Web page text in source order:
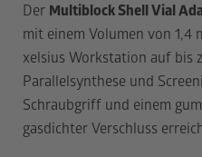
Der Multiblock Shell Vial
mit einem Volumen von 1,4
xelsius Workstation auf bis
Parallelsynthese und
Schraubgriff und einem
gasdichter Verschluss